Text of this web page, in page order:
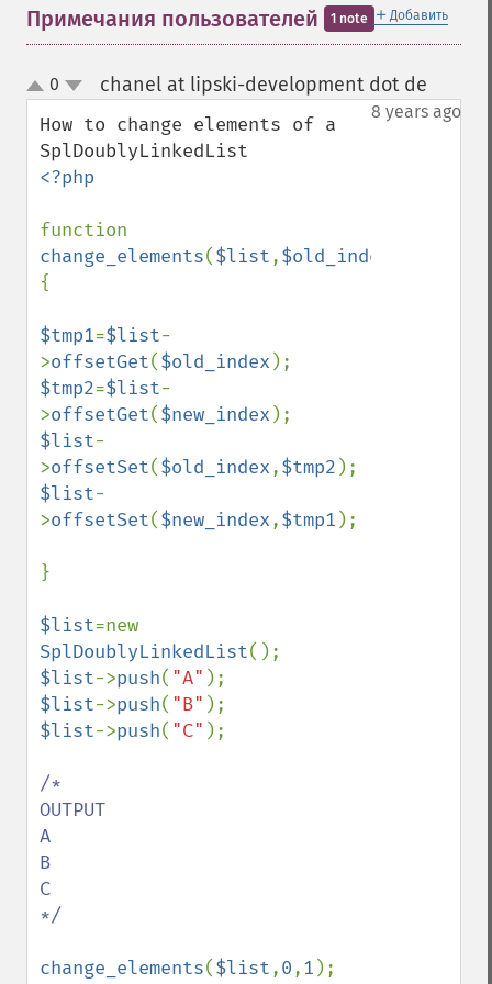
＋ Добавить
Примечания пользователей 1 note
up
down
0 chanel at lipski-development dot de
8 years ago
How to change elements of a
<?php
change_elements($list,$old_index
{
$tmp1=$list-
>offsetGet($old_index
$tmp2=$list-
>offsetGet($new_index
$list-
>offsetSet($old_index,$tmp2
$list-
>offsetSet($new_index,$tmp1 );
}
$list
SplDoublyLinkedList
$list->push( "A"
$list->push( "B"
$list->push( "C" );
/*
OUTPUT
A
B
C
*/
change_elements($list,0,1 );